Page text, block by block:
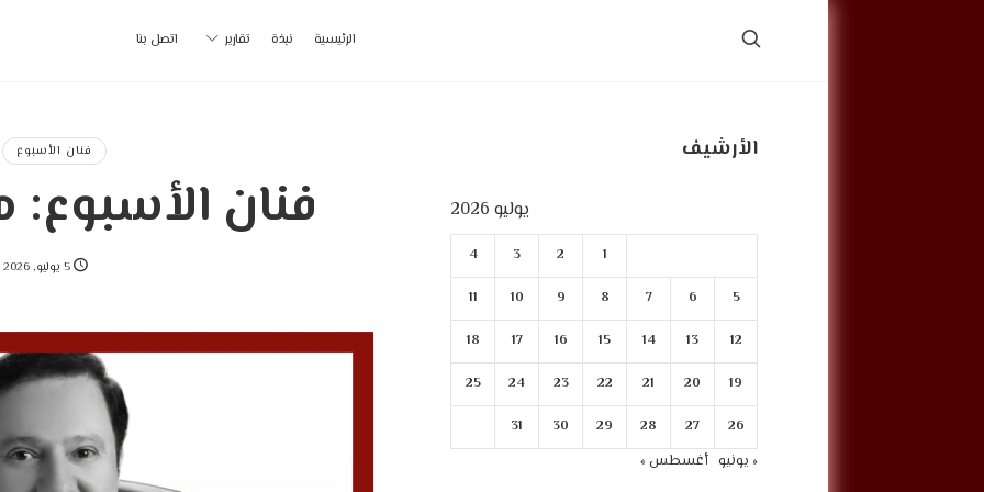
الرئيسية نبذة تقارير اتصل بنا
| فنان الأسبوع
فنان الأسبوع:
5 يوليو, 2026
الأرشيف
يوليو 2026
1
2
3
4
5
6
7
8
9
10
11
12
13
14
15
16
17
18
19
20
21
22
23
24
25
26
27
28
29
30
31
« يونيو أغسطس »